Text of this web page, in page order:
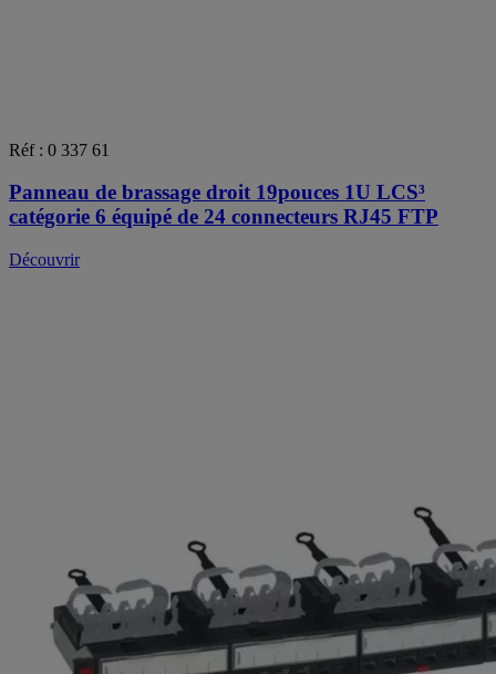
Réf : 0 337 61
Panneau de brassage droit 19pouces 1U LCS³
catégorie 6 équipé de 24 connecteurs RJ45 FTP
Découvrir